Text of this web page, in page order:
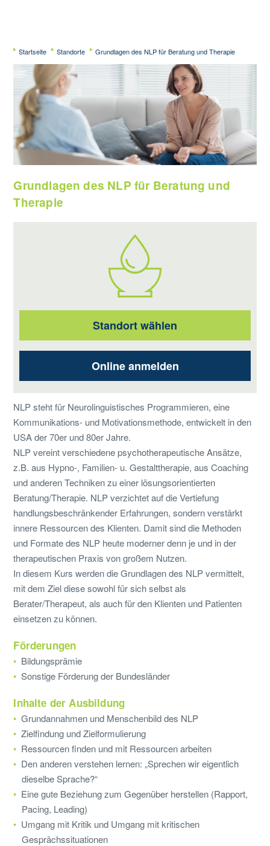
Startseite Standorte Grundlagen des NLP für Beratung und Therapie
Grundlagen des NLP für Beratung und
Therapie
Standort wählen
Online anmelden
NLP steht für Neurolinguistisches Programmieren, eine
Kommunikations- und Motivationsmethode, entwickelt in den
USA der 70er und 80er Jahre.
NLP vereint verschiedene psychotherapeutische Ansätze,
z.B. aus Hypno-, Familien- u. Gestalttherapie, aus Coaching
und anderen Techniken zu einer lösungsorientierten
Beratung/Therapie. NLP verzichtet auf die Vertiefung
handlungsbeschränkender Erfahrungen, sondern verstärkt
innere Ressourcen des Klienten. Damit sind die Methoden
und Formate des NLP heute moderner denn je und in der
therapeutischen Praxis von großem Nutzen.
In diesem Kurs werden die Grundlagen des NLP vermittelt,
mit dem Ziel diese sowohl für sich selbst als
Berater/Therapeut, als auch für den Klienten und Patienten
einsetzen zu können.
Förderungen
Bildungsprämie
Sonstige Förderung der Bundesländer
Inhalte der Ausbildung
Grundannahmen und Menschenbild des NLP
Zielfindung und Zielformulierung
Ressourcen finden und mit Ressourcen arbeiten
Den anderen verstehen lernen: „Sprechen wir eigentlich
dieselbe Sprache?“
Eine gute Beziehung zum Gegenüber herstellen (Rapport,
Pacing, Leading)
Umgang mit Kritik und Umgang mit kritischen
Gesprächssituationen